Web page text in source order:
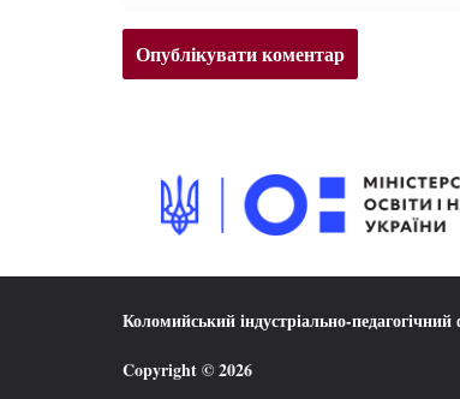
Коломийський індустріально-
Copyright © 2026